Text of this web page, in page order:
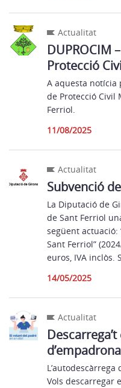
Actualitat
DUPROCIM
Protecció
A aquesta notícia
de Protecció
Ferriol.
11/08/2025
Actualitat
Subvenció
La Diputació de
de Sant Ferriol
següent actuació:
Sant Ferriol”
euros, IVA inclòs.
14/05/2025
Actualitat
Vols descarregar